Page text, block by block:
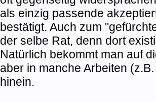
als einzig passende
bestätigt. Auch zum
der selbe Rat, denn dort
Natürlich bekommt man auf
aber in manche Arbeiten
hinein.